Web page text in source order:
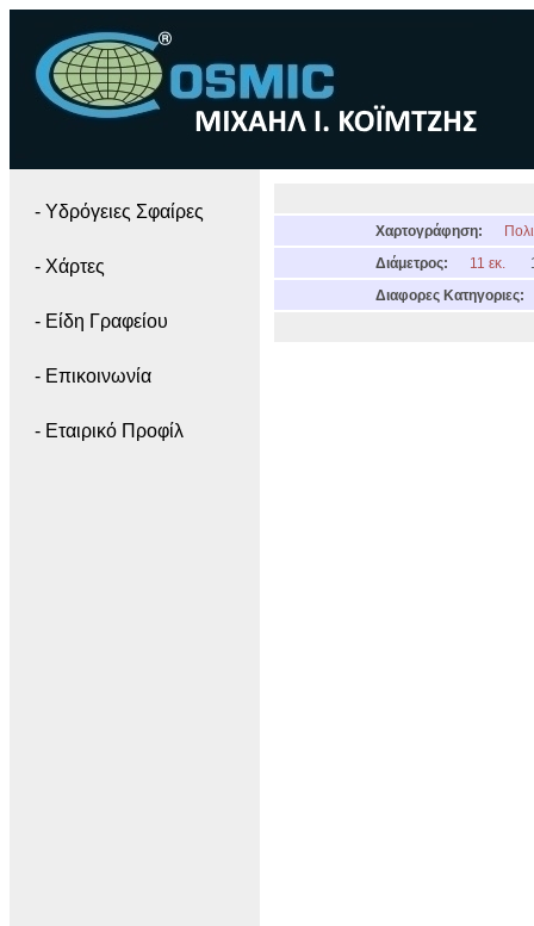
- Yδρόγειες Σφαίρες
- Χάρτες
- Είδη Γραφείου
- Επικοινωνία
- Εταιρικό Προφίλ
Χαρτογράφηση:
Διάμετρος:
11 εκ.
Διαφορες Κατηγοριες: